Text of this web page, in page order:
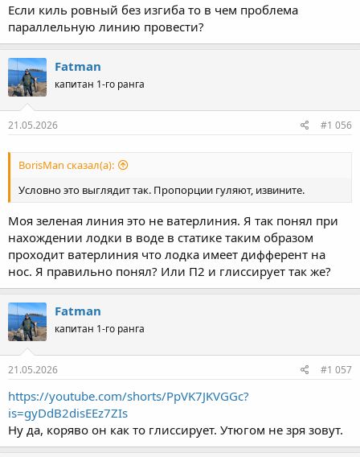
Если киль ровный без изгиба то в чем проблема
параллельную линию провести?
Fatman
капитан 1-го ранга
21.05.2026 #1 056
BorisMan сказал(а):
Условно это выглядит так. Пропорции гуляют, извините.
Моя зеленая линия это не ватерлиния. Я так понял при
нахождении лодки в воде в статике таким образом
проходит ватерлиния что лодка имеет дифферент на
нос. Я правильно понял? Или П2 и глиссирует так же?
Fatman
капитан 1-го ранга
21.05.2026 #1 057
https://youtube.com/shorts/PpVK7JKVGGc?
is=gyDdB2disEEz7ZIs
Ну да, коряво он как то глиссирует. Утюгом не зря зовут.